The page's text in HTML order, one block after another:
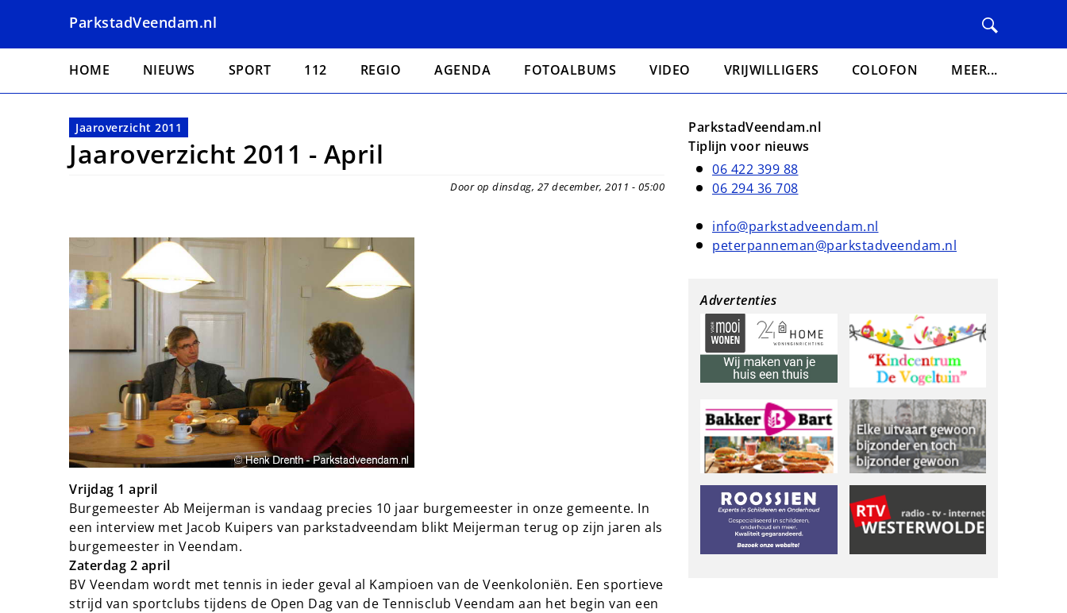
naar
ParkstadVeendam.nl
Hoofdnavigatie
HOME NIEUWS SPORT 112 REGIO AGENDA FOTOALBUMS VIDEO VRIJWILLIGERS COLOFON MEER...
Jaaroverzicht 2011
Jaaroverzicht 2011 - April
Door op dinsdag, 27 december, 2011 - 05:00
Vrijdag 1 april
Burgemeester Ab Meijerman is vandaag precies 10 jaar burgemeester in onze gemeente. In
een interview met Jacob Kuipers van parkstadveendam blikt Meijerman terug op zijn jaren als
burgemeester in Veendam.
Zaterdag 2 april
BV Veendam wordt met tennis in ieder geval al Kampioen van de Veenkoloniën. Een sportieve
strijd van sportclubs tijdens de Open Dag van de Tennisclub Veendam aan het begin van een
ParkstadVeendam.nl
Tiplijn voor nieuws
06 422 399 88
06 294 36 708
info@parkstadveendam.nl
peterpanneman@parkstadveendam.nl
Advertenties